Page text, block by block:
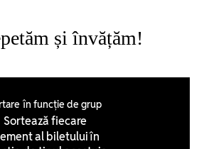
și învățăm!